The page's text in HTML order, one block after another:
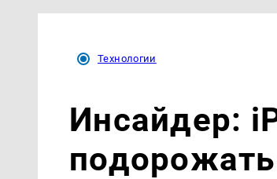
Технологии
Инсайдер:
подорожать